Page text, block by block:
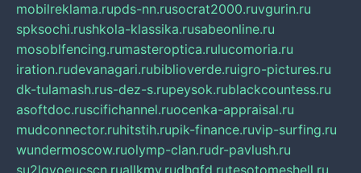
mobilreklama.rupds-nn.rusocrat2000.ruvgurin.ru
spksochi.rushkola-klassika.rusabeonline.ru
mosoblfencing.rumasteroptica.rulucomoria.ru
iration.rudevanagari.rubiblioverde.ruigro-pictures.ru
dk-tulamash.rus-dez-s.rupeysok.rublackcountess.ru
asoftdoc.ruscifichannel.ruocenka-appraisal.ru
mudconnector.ruhitstih.rupik-finance.ruvip-surfing.ru
wundermoscow.ruolymp-clan.rudr-pavlush.ru
su2lgyoeucscn.ruallkmv.rudhgfd.rutesotomeshell.ru